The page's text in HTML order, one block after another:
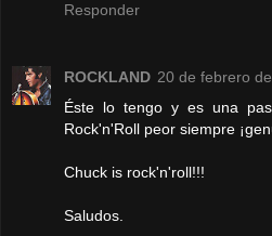
Responder
ROCKLAND 20 de febrero
Éste lo tengo y es una
Rock'n'Roll peor siempre
Chuck is rock'n'roll!!!
Saludos.